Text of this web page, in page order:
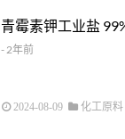
青霉素钾工业盐
- 2年前
2024-08-09 化工原料